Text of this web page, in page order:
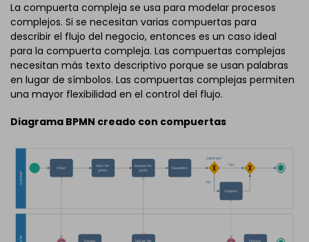
La compuerta compleja se usa para modelar procesos
complejos. Si se necesitan varias compuertas para
describir el flujo del negocio, entonces es un caso ideal
para la compuerta compleja. Las compuertas complejas
necesitan más texto descriptivo porque se usan palabras
en lugar de símbolos. Las compuertas complejas permiten
una mayor flexibilidad en el control del flujo.
Diagrama BPMN creado con compuertas